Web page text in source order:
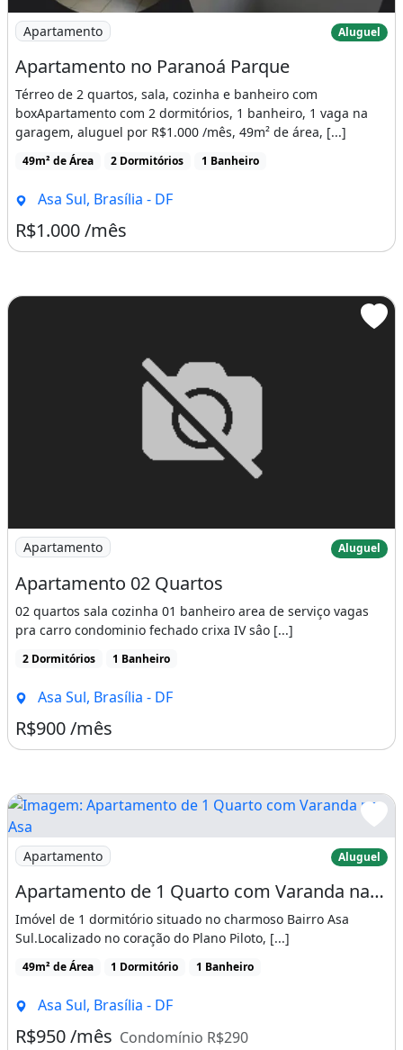
Imagem: Apartamento no Paranoá Parque
Apartamento Aluguel
Apartamento no Paranoá Parque
Térreo de 2 quartos, sala, cozinha e banheiro com
boxApartamento com 2 dormitórios, 1 banheiro, 1 vaga na
garagem, aluguel por R$1.000 /mês, 49m² de área, [...]
49m² de Área 2 Dormitórios 1 Banheiro
Asa Sul, Brasília - DF
R$1.000 /mês
Imagem: Apartamento 02 Quartos
Apartamento Aluguel
Apartamento 02 Quartos
02 quartos sala cozinha 01 banheiro area de serviço vagas
pra carro condominio fechado crixa IV sâo [...]
2 Dormitórios 1 Banheiro
Asa Sul, Brasília - DF
R$900 /mês
Imagem: Apartamento de 1 Quarto com Varanda na Asa
Apartamento Aluguel
Apartamento de 1 Quarto com Varanda na Asa Sul
Imóvel de 1 dormitório situado no charmoso Bairro Asa
Sul.Localizado no coração do Plano Piloto, [...]
49m² de Área 1 Dormitório 1 Banheiro
Asa Sul, Brasília - DF
R$950 /mês Condomínio R$290